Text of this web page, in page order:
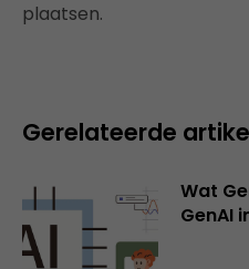
plaatsen.
Gerelateerde
Wat
GenAI